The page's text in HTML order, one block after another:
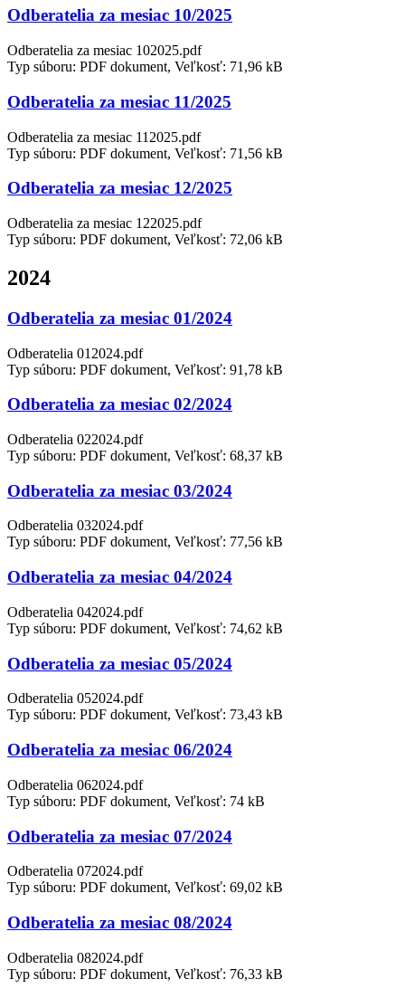
Odberatelia za mesiac 10/2025
Odberatelia za mesiac 102025.pdf
Typ súboru: PDF dokument, Veľkosť: 71,96 kB
Odberatelia za mesiac 11/2025
Odberatelia za mesiac 112025.pdf
Typ súboru: PDF dokument, Veľkosť: 71,56 kB
Odberatelia za mesiac 12/2025
Odberatelia za mesiac 122025.pdf
Typ súboru: PDF dokument, Veľkosť: 72,06 kB
2024
Odberatelia za mesiac 01/2024
Odberatelia 012024.pdf
Typ súboru: PDF dokument, Veľkosť: 91,78 kB
Odberatelia za mesiac 02/2024
Odberatelia 022024.pdf
Typ súboru: PDF dokument, Veľkosť: 68,37 kB
Odberatelia za mesiac 03/2024
Odberatelia 032024.pdf
Typ súboru: PDF dokument, Veľkosť: 77,56 kB
Odberatelia za mesiac 04/2024
Odberatelia 042024.pdf
Typ súboru: PDF dokument, Veľkosť: 74,62 kB
Odberatelia za mesiac 05/2024
Odberatelia 052024.pdf
Typ súboru: PDF dokument, Veľkosť: 73,43 kB
Odberatelia za mesiac 06/2024
Odberatelia 062024.pdf
Typ súboru: PDF dokument, Veľkosť: 74 kB
Odberatelia za mesiac 07/2024
Odberatelia 072024.pdf
Typ súboru: PDF dokument, Veľkosť: 69,02 kB
Odberatelia za mesiac 08/2024
Odberatelia 082024.pdf
Typ súboru: PDF dokument, Veľkosť: 76,33 kB